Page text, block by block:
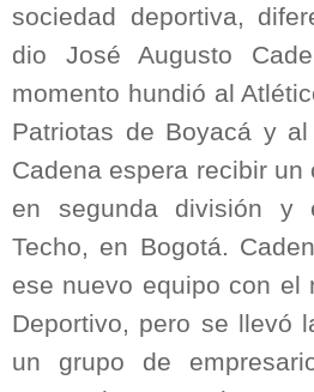
sociedad deportiva,
dio José Augusto
momento hundió al
Patriotas de Boyacá y
Cadena espera recibir
en segunda división y
Techo, en Bogotá.
ese nuevo equipo con el
Deportivo, pero se llevó
un grupo de